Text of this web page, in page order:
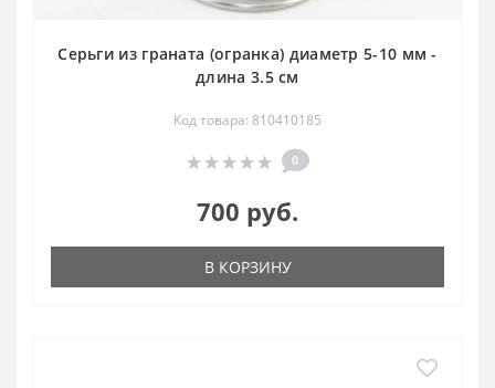
Серьги из граната (огранка) диаметр 5-10 мм -
длина 3.5 см
Код товара: 810410185
0
700 руб.
В КОРЗИНУ